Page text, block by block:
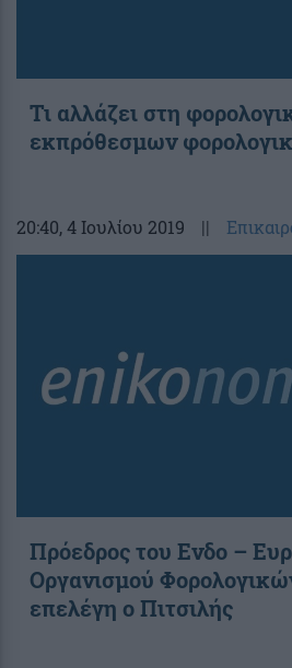
Τι αλλάζει στη
εκπρόθεσμων
20:40, 4 Ιουλίου 2019 ||
Πρόεδρος του Ενδο –
Οργανισμού
επελέγη ο Πιτσιλής